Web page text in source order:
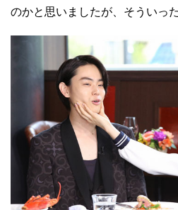
のかと思いましたが、そういっ